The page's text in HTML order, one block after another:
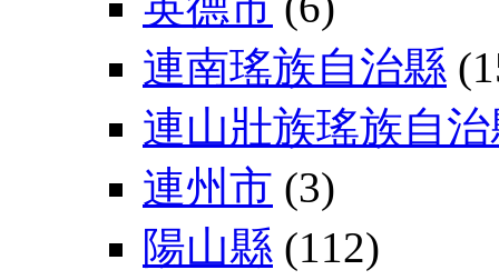
連南瑤族自治縣
連山壯族瑤族自
連州市 (3)
陽山縣 (112)